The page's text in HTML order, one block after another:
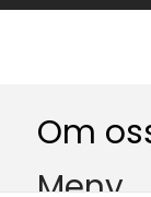
Om
EKEBERG
Meny